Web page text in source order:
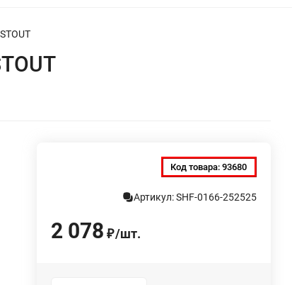
Код товара:93680
Артикул: SHF-0166-252525
2 078 ₽/шт.